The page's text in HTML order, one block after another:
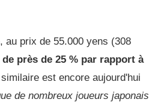
au prix de 55.000 yens (308
près de 25 % par rapport à
est encore aujourd'hui
de nombreux joueurs japonais